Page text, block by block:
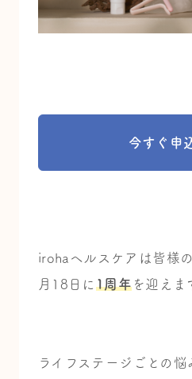
今すぐ申
irohaヘルスケアは皆様
月18日に 1周年を迎えま
ライフステージごとの